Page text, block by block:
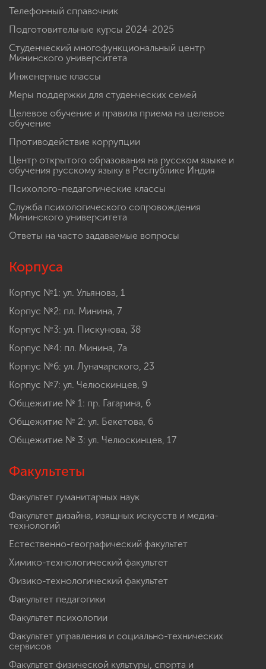
Телефонный справочник
Подготовительные курсы 2024-2025
Студенческий многофункциональный центр
Мининского университета
Инженерные классы
Меры поддержки для студенческих семей
Целевое обучение и правила приема на целевое
обучение
Противодействие коррупции
Центр открытого образования на русском языке и
обучения русскому языку в Республике Индия
Психолого-педагогические классы
Служба психологического сопровождения
Мининского университета
Ответы на часто задаваемые вопросы
Корпуса
Корпус №1: ул. Ульянова, 1
Корпус №2: пл. Минина, 7
Корпус №3: ул. Пискунова, 38
Корпус №4: пл. Минина, 7а
Корпус №6: ул. Луначарского, 23
Корпус №7: ул. Челюскинцев, 9
Общежитие № 1: пр. Гагарина, 6
Общежитие № 2: ул. Бекетова, 6
Общежитие № 3: ул. Челюскинцев, 17
Факультеты
Факультет гуманитарных наук
Факультет дизайна, изящных искусств и медиа-
технологий
Естественно-географический факультет
Химико-технологический факультет
Физико-технологический факультет
Факультет педагогики
Факультет психологии
Факультет управления и социально-технических
сервисов
Факультет физической культуры, спорта и